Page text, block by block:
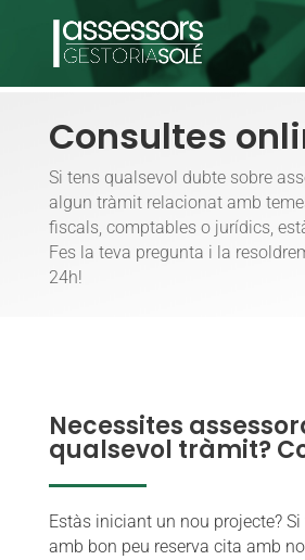
Consultes
Si tens qualsevol dubte sobre
algun tràmit relacionat amb
fiscals, comptables o jurídics,
Fes la teva pregunta i la
24h!
Necessites
qualsevol tràmit?
Estàs iniciant un nou projecte?
amb bon peu reserva cita amb